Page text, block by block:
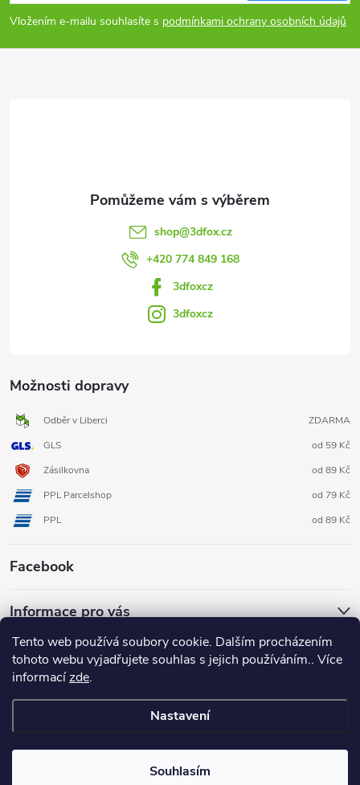
Tento web používá soubory cookie. Dalším procházením
tohoto webu vyjadřujete souhlas s jejich používáním.. Více
informacízde.
Nastavení
Souhlasím
p
a
Vložením e-mailu souhlasíte s podmínkami ochrany osobních údajů
Možnosti dopravy
Odběr v Liberci
ZDARMA
GLS
od 59 Kč
Zásilkovna
od 89 Kč
PPL Parcelshop
od 79 Kč
PPL
od 89 Kč
Facebook
Informace pro vás
shop@3dfox.cz
+420 774 849 168
3dfoxcz
3dfoxcz
nastavení cookies